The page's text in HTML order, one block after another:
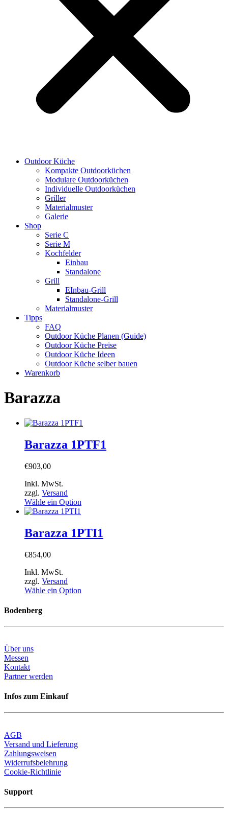
Outdoor Küche
Kompakte Outdoorküchen
Modulare Outdoorküchen
Individuelle Outdoorküchen
Griller
Materialmuster
Galerie
Shop
Serie C
Serie M
Kochfelder
Einbau
Standalone
Grill
EInbau-Grill
Standalone-Grill
Materialmuster
Tipps
FAQ
Outdoor Küche Planen (Guide)
Outdoor Küche Preise
Outdoor Küche Ideen
Outdoor Küche selber bauen
Warenkorb
Barazza
Barazza 1PTF1
€903,00
Inkl. MwSt.
zzgl. Versand
Wähle ein Option
Barazza 1PTI1
€854,00
Inkl. MwSt.
zzgl. Versand
Wähle ein Option
Bodenberg
Über uns
Messen
Kontakt
Partner werden
Infos zum Einkauf
AGB
Versand und Lieferung
Zahlungsweisen
Widerrufsbelehrung
Cookie-Richtlinie
Support